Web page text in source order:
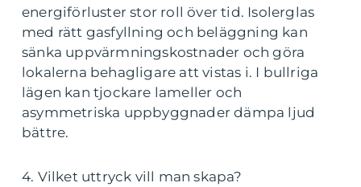
energiförluster stor roll över tid. Isolerglas
med rätt gasfyllning och beläggning kan
sänka uppvärmningskostnader och göra
lokalerna behagligare att vistas i. I bullriga
lägen kan tjockare lameller och
asymmetriska uppbyggnader dämpa ljud
bättre.
4. Vilket uttryck vill man skapa?